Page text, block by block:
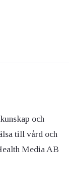
och
till vård och
Media AB